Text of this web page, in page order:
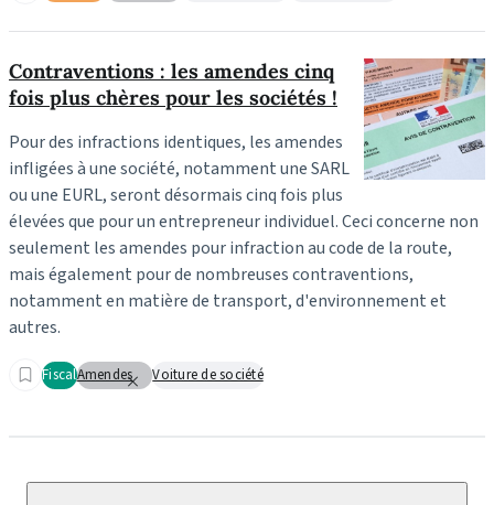
Contraventions : les amendes cinq
fois plus chères pour les sociétés !
Pour des infractions identiques, les amendes
infligées à une société, notamment une SARL
ou une EURL, seront désormais cinq fois plus
élevées que pour un entrepreneur individuel. Ceci concerne non
seulement les amendes pour infraction au code de la route,
mais également pour de nombreuses contraventions,
notamment en matière de transport, d'environnement et
autres.
FiscalAmendes Voiture de société